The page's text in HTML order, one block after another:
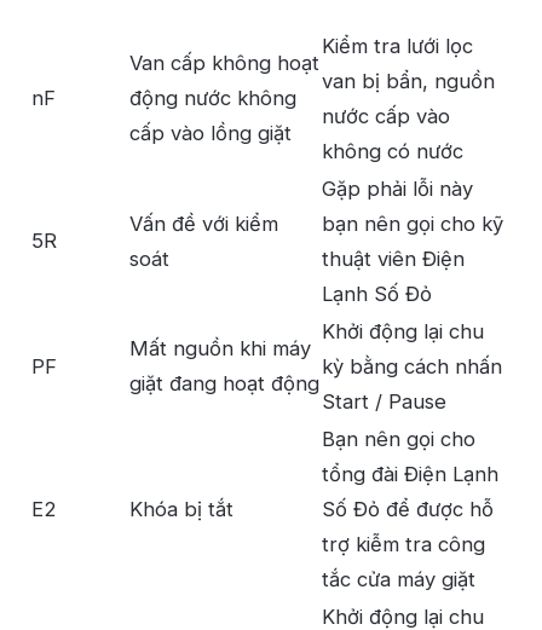
nF
Van cấp không hoạt
động nước không
cấp vào lồng giặt
Kiểm tra lưới lọc
van bị bẩn, nguồn
nước cấp vào
không có nước
5R
Vấn đề với kiểm
soát
Gặp phải lỗi này
bạn nên gọi cho kỹ
thuật viên Điện
Lạnh Số Đỏ
PF
Mất nguồn khi máy
giặt đang hoạt động
Khởi động lại chu
kỳ bằng cách nhấn
Start / Pause
E2 Khóa bị tắt
Bạn nên gọi cho
tổng đài Điện Lạnh
Số Đỏ để được hỗ
trợ kiễm tra công
tắc cửa máy giặt
Khởi động lại chu